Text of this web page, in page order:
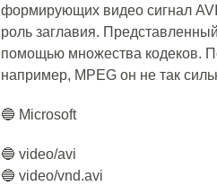
формирующих видео сигнал
роль заглавия.
помощью множества кодеков.
например, MPEG он не так
🔵 Microsoft
🔵 video/avi
🔵 video/vnd.avi